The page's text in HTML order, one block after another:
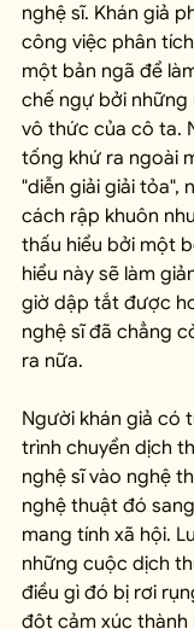
nghệ sĩ. Khán giả
công việc phân
một bản ngã để
chế ngự bởi những
vô thức của cô ta.
tống khứ ra ngoài
"diễn giải giải tỏa",
cách rập khuôn
thấu hiểu bởi một
hiểu này sẽ làm
giờ dập tắt được
nghệ sĩ đã chẳng
ra nữa.
Người khán giả có
trình chuyển dịch
nghệ sĩ vào nghệ
nghệ thuật đó
mang tính xã hội.
những cuộc dịch
điều gì đó bị rơi
đột cảm xúc thành